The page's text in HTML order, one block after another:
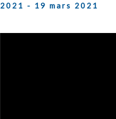
2021 - 19 mars 2021